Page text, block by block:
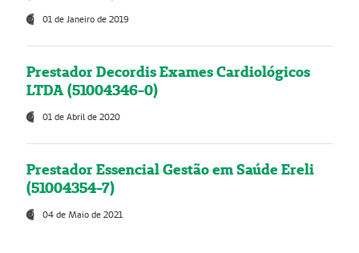
01 de Janeiro de 2019
Prestador Decordis Exames Cardiológicos
LTDA (51004346-0)
01 de Abril de 2020
Prestador Essencial Gestão em Saúde Ereli
(51004354-7)
04 de Maio de 2021